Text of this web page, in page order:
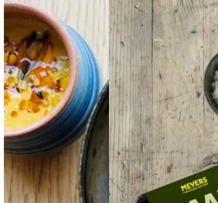
CremetCremet
muslingesuppe musli
ngesuppe medmed
majsmajs
Gem opskrift
Aftensmad
Indisk Indisk
daal
daal
Gem opskrift
Aftensmad
Glutenfri
Vegetarisk